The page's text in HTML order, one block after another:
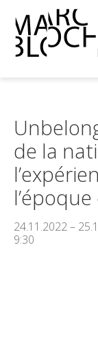
de la
24.11.2022 –
9:30